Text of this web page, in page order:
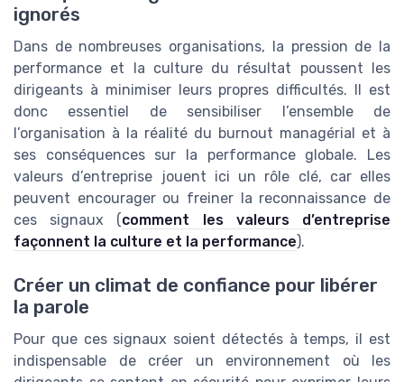
ignorés
Dans de nombreuses organisations, la pression de la
performance et la culture du résultat poussent les
dirigeants à minimiser leurs propres difficultés. Il est
donc essentiel de sensibiliser l’ensemble de
l’organisation à la réalité du burnout managérial et à
ses conséquences sur la performance globale. Les
valeurs d’entreprise jouent ici un rôle clé, car elles
peuvent encourager ou freiner la reconnaissance de
ces signaux (comment les valeurs d’entreprise
façonnent la culture et la performance).
Créer un climat de confiance pour libérer
la parole
Pour que ces signaux soient détectés à temps, il est
indispensable de créer un environnement où les